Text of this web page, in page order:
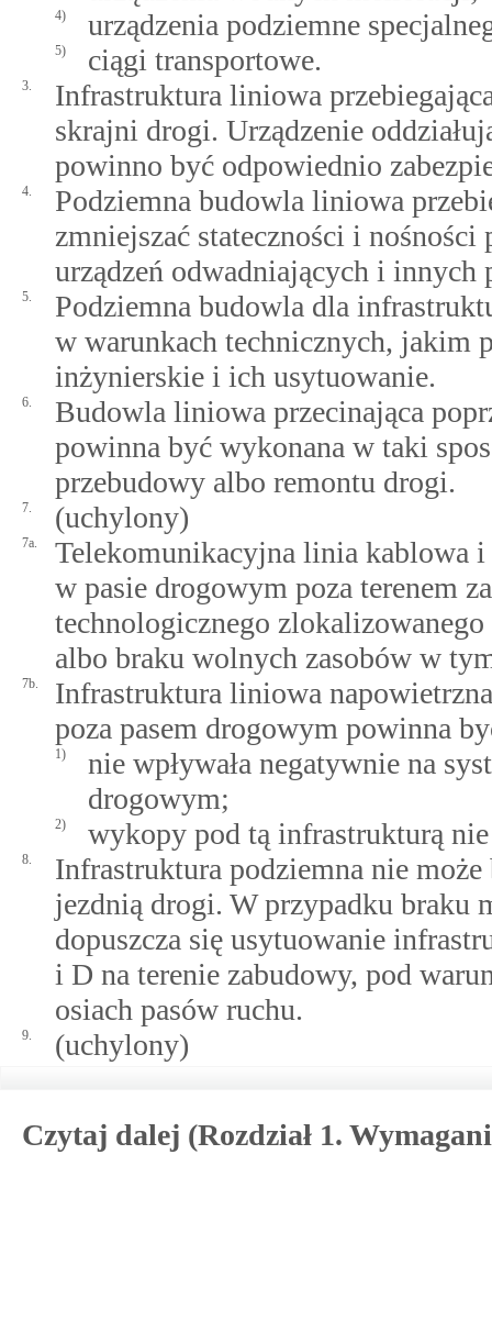
4) urządzenia podziemne
5) ciągi transportowe.
3.
Infrastruktura liniowa
skrajni drogi. Urządzenie
powinno być odpowiednio
4.
Podziemna budowla liniowa
zmniejszać stateczności i
urządzeń odwadniających i innych
5.
Podziemna budowla dla
w warunkach technicznych, jakim
inżynierskie i ich usytuowanie.
6.
Budowla liniowa przecinająca
powinna być wykonana w taki
przebudowy albo remontu drogi.
7. (uchylony)
7a.
Telekomunikacyjna linia kablowa i
w pasie drogowym poza terenem
technologicznego
albo braku wolnych zasobów w
7b.
Infrastruktura liniowa
poza pasem drogowym powinna
1)
nie wpływała negatywnie na
drogowym;
2) wykopy pod tą infrastrukturą nie
8.
Infrastruktura podziemna nie
jezdnią drogi. W przypadku braku
dopuszcza się usytuowanie
i D na terenie zabudowy, pod
osiach pasów ruchu.
9. (uchylony)
Czytaj dalej (Rozdział 1.